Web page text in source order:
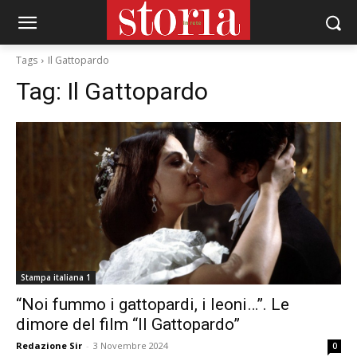
Tags Il Gattopardo
Tag: Il Gattopardo
Stampa italiana 1
“Noi fummo i gattopardi, i leoni…”. Le
dimore del film “ll Gattopardo”
Redazione Sir - 3 Novembre 2024 0